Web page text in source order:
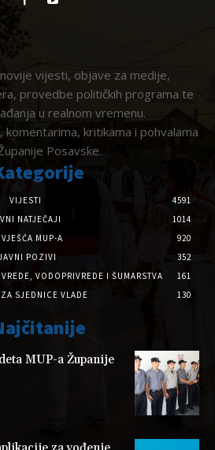
vijesti, objave za medije,
provedbe političkih programa te
u realnom vremenu.
kritikama i pohvalama
Posavske.
VIJESTI
4591
NATJEČAJI
1014
MUP-A
920
POZIVI
352
VODOPRIVREDE I ŠUMARSTVA
161
SJEDNICE VLADE
130
MUP-a Županije